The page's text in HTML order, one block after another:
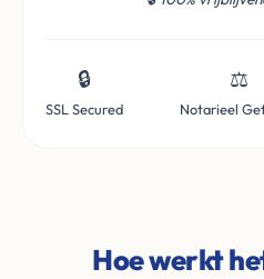
🔒
SSL Secured
⚖️
Notarieel
Hoe werkt